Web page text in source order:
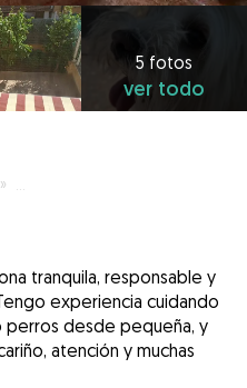
5 fotos
ver todo
»
tranquila, responsable y
experiencia cuidando
desde pequeña, y
atención y muchas